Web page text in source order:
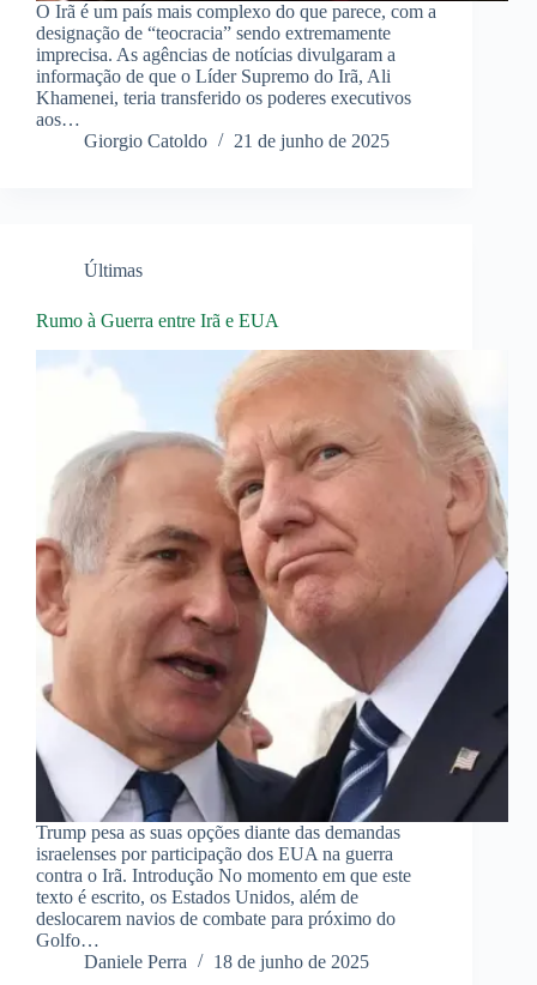
O Irã é um país mais complexo do que parece, com a
designação de “teocracia” sendo extremamente
imprecisa. As agências de notícias divulgaram a
informação de que o Líder Supremo do Irã, Ali
Khamenei, teria transferido os poderes executivos
aos…
Giorgio Catoldo
21 de junho de 2025
Últimas
Rumo à Guerra entre Irã e EUA
Trump pesa as suas opções diante das demandas
israelenses por participação dos EUA na guerra
contra o Irã. Introdução No momento em que este
texto é escrito, os Estados Unidos, além de
deslocarem navios de combate para próximo do
Golfo…
Daniele Perra
18 de junho de 2025